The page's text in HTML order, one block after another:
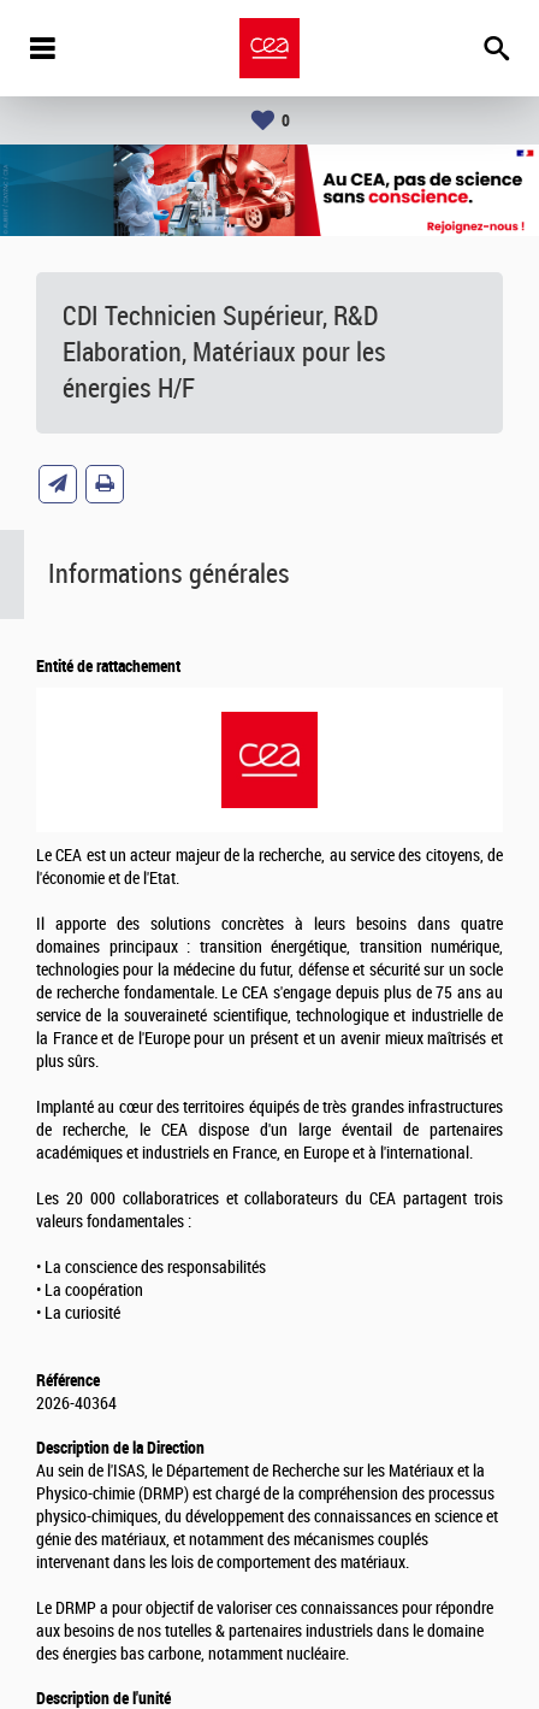
0
CDI Technicien Supérieur, R&D
Elaboration, Matériaux pour les
énergies H/F
Informations générales
Entité de rattachement
Le CEA est un acteur majeur de la recherche, au service des citoyens, de
l'économie et de l'Etat.
Il apporte des solutions concrètes à leurs besoins dans quatre
domaines principaux : transition énergétique, transition numérique,
technologies pour la médecine du futur, défense et sécurité sur un socle
de recherche fondamentale. Le CEA s'engage depuis plus de 75 ans au
service de la souveraineté scientifique, technologique et industrielle de
la France et de l'Europe pour un présent et un avenir mieux maîtrisés et
plus sûrs.
Implanté au cœur des territoires équipés de très grandes infrastructures
de recherche, le CEA dispose d'un large éventail de partenaires
académiques et industriels en France, en Europe et à l'international.
Les 20 000 collaboratrices et collaborateurs du CEA partagent trois
valeurs fondamentales :
• La conscience des responsabilités
• La coopération
• La curiosité
Référence
2026-40364
Description de la Direction
Au sein de l'ISAS, le Département de Recherche sur les Matériaux et la
Physico-chimie (DRMP) est chargé de la compréhension des processus
physico-chimiques, du développement des connaissances en science et
génie des matériaux, et notamment des mécanismes couplés
intervenant dans les lois de comportement des matériaux.
Le DRMP a pour objectif de valoriser ces connaissances pour répondre
aux besoins de nos tutelles & partenaires industriels dans le domaine
des énergies bas carbone, notamment nucléaire.
Description de l'unité